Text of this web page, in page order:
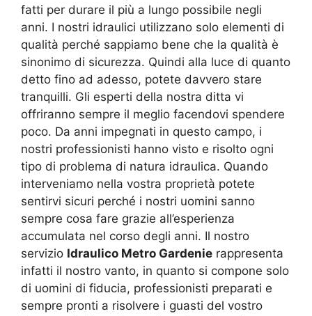
fatti per durare il più a lungo possibile negli
anni. I nostri idraulici utilizzano solo elementi di
qualità perché sappiamo bene che la qualità è
sinonimo di sicurezza. Quindi alla luce di quanto
detto fino ad adesso, potete davvero stare
tranquilli. Gli esperti della nostra ditta vi
offriranno sempre il meglio facendovi spendere
poco. Da anni impegnati in questo campo, i
nostri professionisti hanno visto e risolto ogni
tipo di problema di natura idraulica. Quando
interveniamo nella vostra proprietà potete
sentirvi sicuri perché i nostri uomini sanno
sempre cosa fare grazie all’esperienza
accumulata nel corso degli anni. Il nostro
servizio Idraulico Metro Gardenie rappresenta
infatti il nostro vanto, in quanto si compone solo
di uomini di fiducia, professionisti preparati e
sempre pronti a risolvere i guasti del vostro